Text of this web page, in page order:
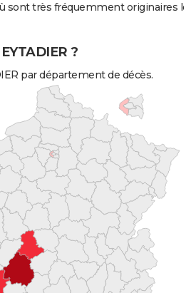
sont très fréquemment originaires
?
par département de décès.